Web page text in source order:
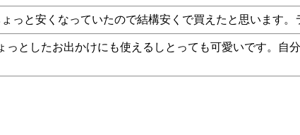
っと安くなっていたので結構安くで買えたと思います。
としたお出かけにも使えるしとっても可愛いです。自